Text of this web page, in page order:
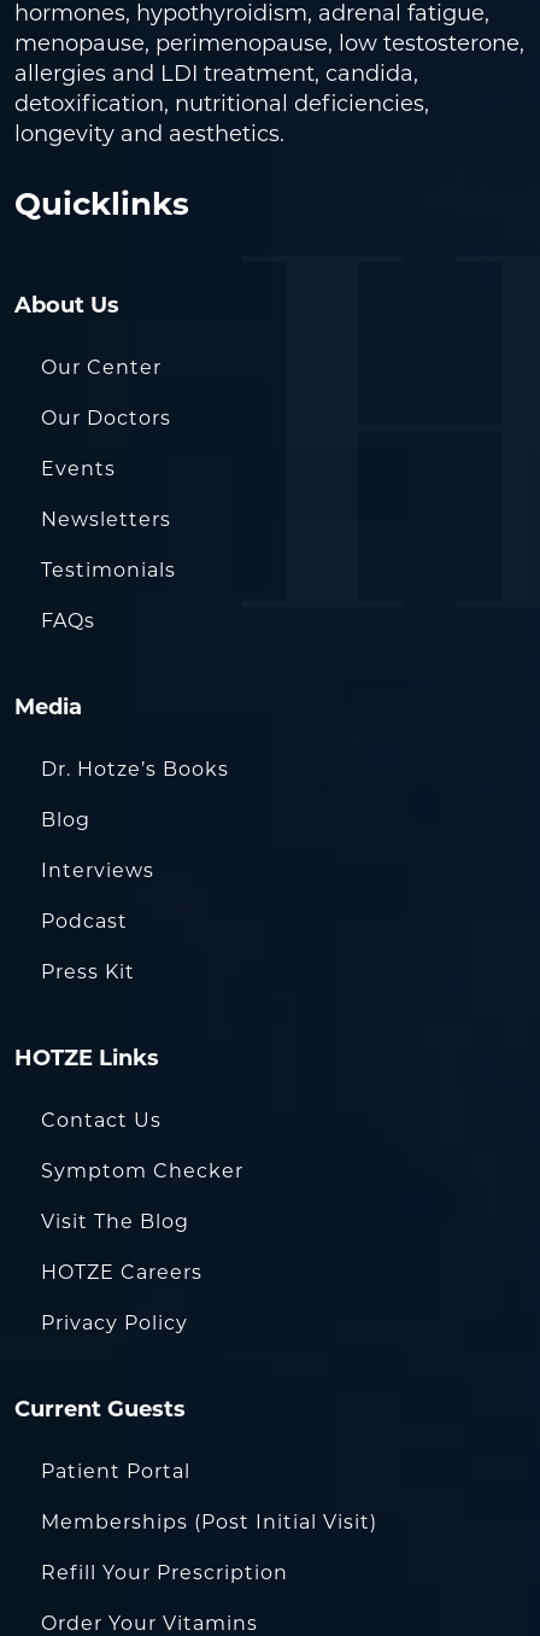
hormones, hypothyroidism, adrenal fatigue,
menopause, perimenopause, low testosterone,
allergies and LDI treatment, candida,
detoxification, nutritional deficiencies,
longevity and aesthetics.
Quicklinks
About Us
Our Center
Our Doctors
Events
Newsletters
Testimonials
FAQs
Media
Dr. Hotze’s Books
Blog
Interviews
Podcast
Press Kit
HOTZE Links
Contact Us
Symptom Checker
Visit The Blog
HOTZE Careers
Privacy Policy
Current Guests
Patient Portal
Memberships (Post Initial Visit)
Refill Your Prescription
Order Your Vitamins